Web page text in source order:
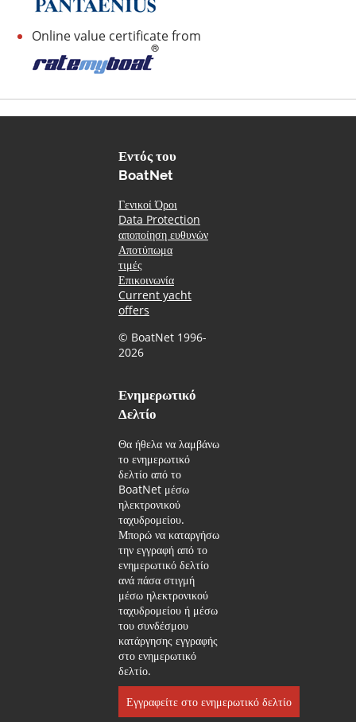
Online value certificate from
Εντός του
BoatNet
Γενικοί Όροι
Data Protection
αποποίηση ευθυνών
Αποτύπωμα
τιμές
Επικοινωνία
Current yacht
offers
© BoatNet 1996-
2026
Ενημερωτικό
Δελτίο
Θα ήθελα να λαμβάνω
το ενημερωτικό
δελτίο από το
BoatNet μέσω
ηλεκτρονικού
ταχυδρομείου.
Μπορώ να καταργήσω
την εγγραφή από το
ενημερωτικό δελτίο
ανά πάσα στιγμή
μέσω ηλεκτρονικού
ταχυδρομείου ή μέσω
του συνδέσμου
κατάργησης εγγραφής
στο ενημερωτικό
δελτίο.
Εγγραφείτε στο ενημερωτικό δελτίο